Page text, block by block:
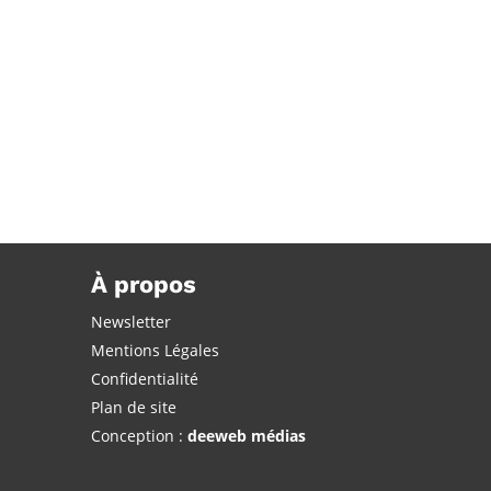
À propos
Newsletter
Mentions Légales
Confidentialité
Plan de site
Conception : deeweb médias